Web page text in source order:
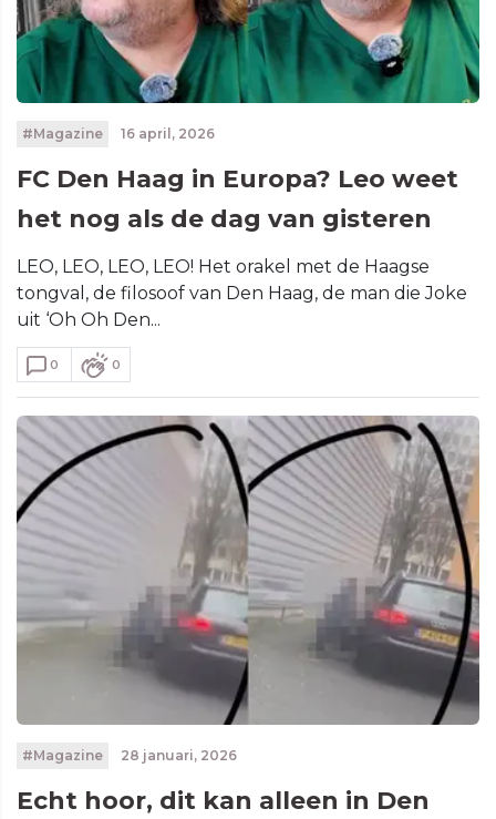
#Magazine 16 april, 2026
FC Den Haag in Europa? Leo weet
het nog als de dag van gisteren
LEO, LEO, LEO, LEO! Het orakel met de Haagse
tongval, de filosoof van Den Haag, de man die Joke
uit ‘Oh Oh Den...
0 0
#Magazine 28 januari, 2026
Echt hoor, dit kan alleen in Den